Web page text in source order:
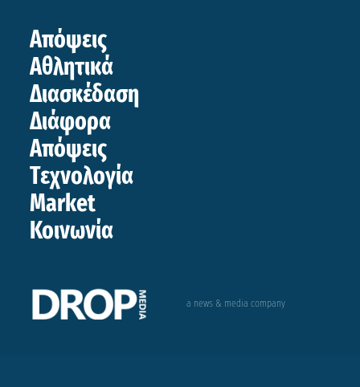
Απόψεις
Αθλητικά
Διασκέδαση
Διάφορα
Απόψεις
Τεχνολογία
Market
Κοινωνία
a news & media company